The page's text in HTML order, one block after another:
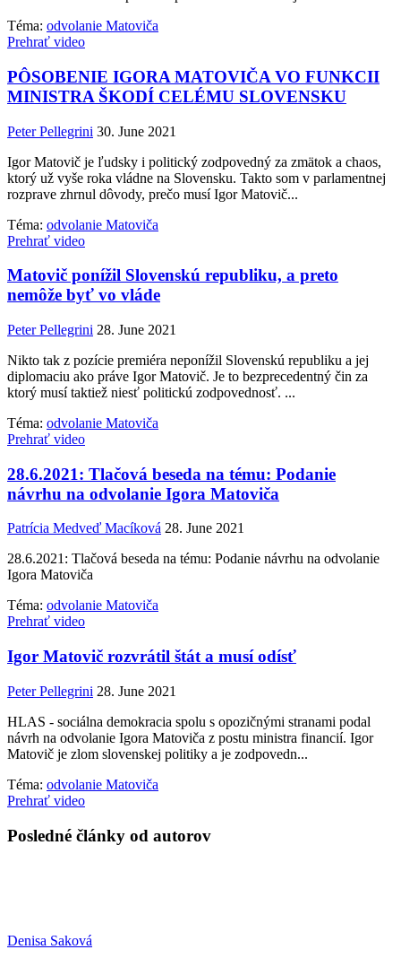
Téma: odvolanie Matoviča
Prehrať video
PÔSOBENIE IGORA MATOVIČA VO FUNKCII
MINISTRA ŠKODÍ CELÉMU SLOVENSKU
Peter Pellegrini 30. June 2021
Igor Matovič je ľudsky i politický zodpovedný za zmätok a chaos,
ktorý už vyše roka vládne na Slovensku. Takto som v parlamentnej
rozprave zhrnul dôvody, prečo musí Igor Matovič...
Téma: odvolanie Matoviča
Prehrať video
Matovič ponížil Slovenskú republiku, a preto
nemôže byť vo vláde
Peter Pellegrini 28. June 2021
Nikto tak z pozície premiéra neponížil Slovenskú republiku a jej
diplomaciu ako práve Igor Matovič. Je to bezprecedentný čin za
ktorý musí taktiež niesť politickú zodpovednosť. ...
Téma: odvolanie Matoviča
Prehrať video
28.6.2021: Tlačová beseda na tému: Podanie
návrhu na odvolanie Igora Matoviča
Patrícia Medveď Macíková 28. June 2021
28.6.2021: Tlačová beseda na tému: Podanie návrhu na odvolanie
Igora Matoviča
Téma: odvolanie Matoviča
Prehrať video
Igor Matovič rozvrátil štát a musí odísť
Peter Pellegrini 28. June 2021
HLAS - sociálna demokracia spolu s opozičnými stranami podal
návrh na odvolanie Igora Matoviča z postu ministra financií. Igor
Matovič je zlom slovenskej politiky a je zodpovedn...
Téma: odvolanie Matoviča
Prehrať video
Posledné články od autorov
Denisa Saková